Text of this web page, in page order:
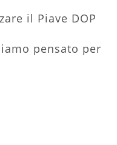
il Piave DOP
pensato per